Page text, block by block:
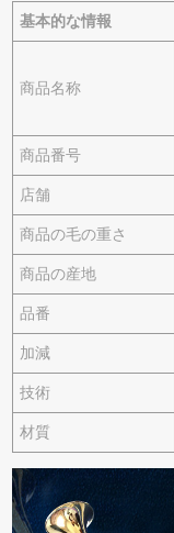
基本的な情報
商品名称
商品番号
店舗
商品の毛の重さ
商品の産地
品番
加減
技術
材質